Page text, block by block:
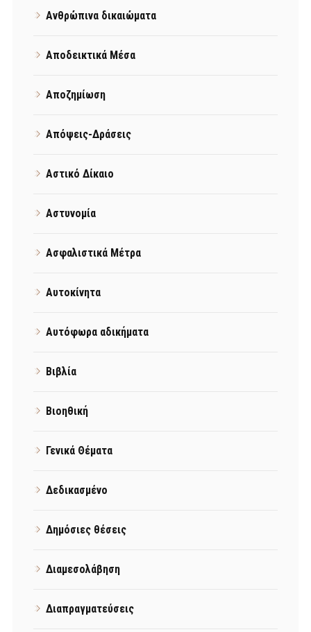
Ανθρώπινα δικαιώματα
Αποδεικτικά Μέσα
Αποζημίωση
Απόψεις-Δράσεις
Αστικό Δίκαιο
Αστυνομία
Ασφαλιστικά Μέτρα
Αυτοκίνητα
Αυτόφωρα αδικήματα
Βιβλία
Βιοηθική
Γενικά Θέματα
Δεδικασμένο
Δημόσιες θέσεις
Διαμεσολάβηση
Διαπραγματεύσεις